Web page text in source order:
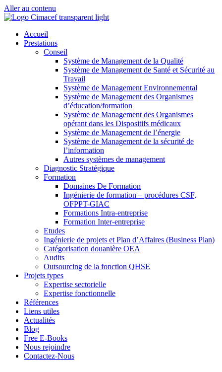
Aller au contenu
Accueil
Prestations
Conseil
Système de Management de la Qualité
Système de Management de Santé et Sécurité au
Travail
Système de Management Environnemental
Système de Management des Organismes
d’éducation/formation
Système de Management des Organismes
opérant dans les Dispositifs médicaux
Système de Management de l’énergie
Système de Management de la sécurité de
l’information
Autres systèmes de management
Diagnostic Stratégique
Formation
Domaines De Formation
Ingénierie de formation – procédures CSF,
OFPPT-GIAC
Formations Intra-entreprise
Formation Inter-entreprise
Etudes
Ingénierie de projets et Plan d’Affaires (Business Plan)
Catégorisation douanière OEA
Audits
Outsourcing de la fonction QHSE
Projets types
Expertise sectorielle
Expertise fonctionnelle
Références
Liens utiles
Actualités
Blog
Free E-Books
Nous rejoindre
Contactez-Nous